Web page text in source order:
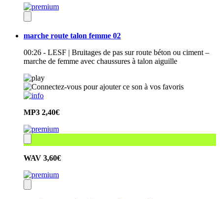
marche route talon femme 02
00:26 - LESF | Bruitages de pas sur route béton ou ciment –
marche de femme avec chaussures à talon aiguille
MP3 2,40€
WAV 3,60€